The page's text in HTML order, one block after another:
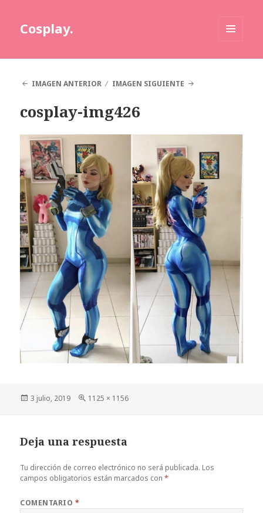
Cosplay.
IMAGEN ANTERIOR
IMAGEN SIGUIENTE
cosplay-img426
Publicado
3 julio, 2019
Tamaño
1125 × 1156
Deja una respuesta
Tu dirección de correo electrónico no será publicada. Los
campos obligatorios están marcados con*
COMENTARIO *